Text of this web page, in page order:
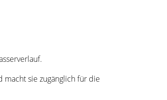
sie zugänglich für die